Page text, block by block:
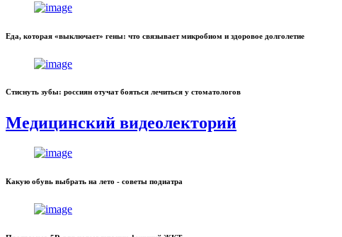
Еда, которая «выключает» гены: что связывает микробиом и здоровое долголетие
Стиснуть зубы: россиян отучат бояться лечиться у стоматологов
Медицинский видеолекторий
Какую обувь выбрать на лето - советы подиатра